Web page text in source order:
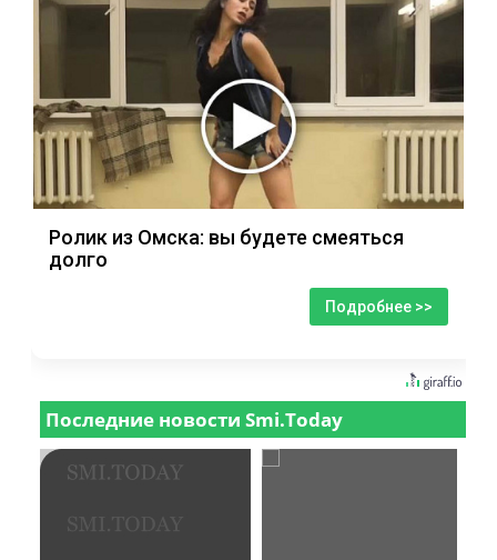
Ролик из Омска: вы будете смеяться
долго
Подробнее >>